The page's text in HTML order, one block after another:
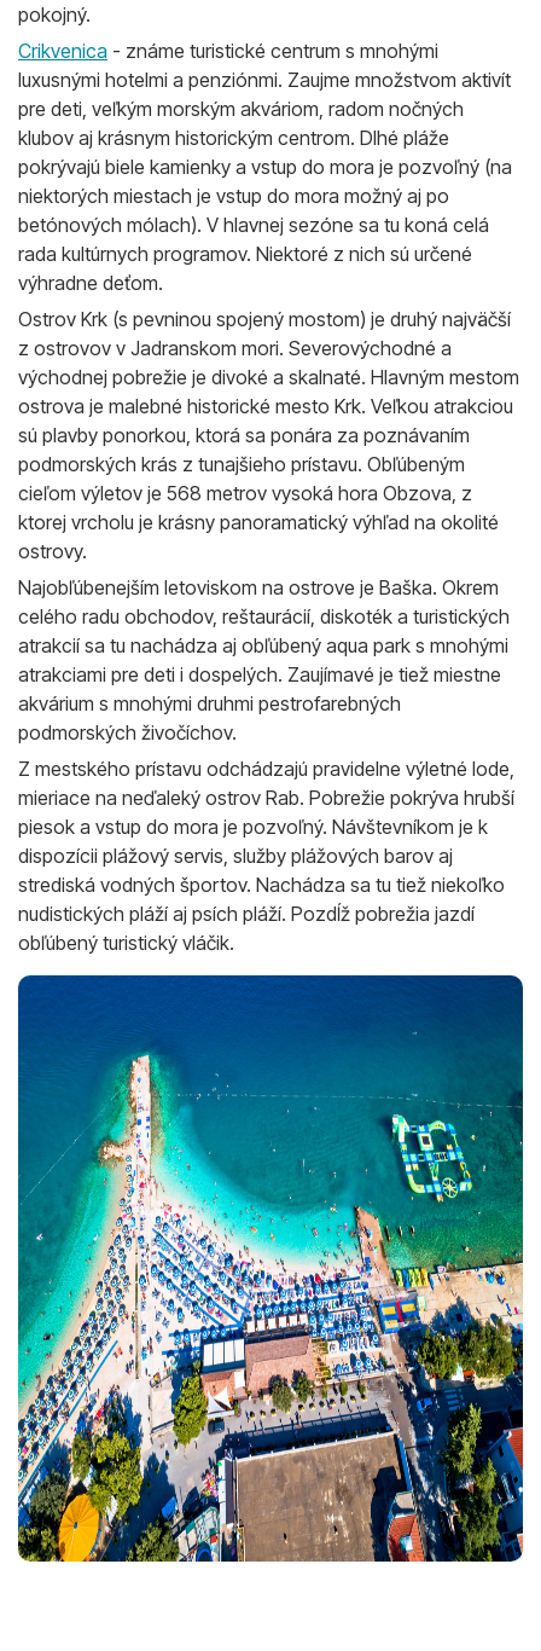
pokojný.
Crikvenica - známe turistické centrum s mnohými
luxusnými hotelmi a penziónmi. Zaujme množstvom aktivít
pre deti, veľkým morským akváriom, radom nočných
klubov aj krásnym historickým centrom. Dlhé pláže
pokrývajú biele kamienky a vstup do mora je pozvoľný (na
niektorých miestach je vstup do mora možný aj po
betónových mólach). V hlavnej sezóne sa tu koná celá
rada kultúrnych programov. Niektoré z nich sú určené
výhradne deťom.
Ostrov Krk (s pevninou spojený mostom) je druhý najväčší
z ostrovov v Jadranskom mori. Severovýchodné a
východnej pobrežie je divoké a skalnaté. Hlavným mestom
ostrova je malebné historické mesto Krk. Veľkou atrakciou
sú plavby ponorkou, ktorá sa ponára za poznávaním
podmorských krás z tunajšieho prístavu. Obľúbeným
cieľom výletov je 568 metrov vysoká hora Obzova, z
ktorej vrcholu je krásny panoramatický výhľad na okolité
ostrovy.
Najobľúbenejším letoviskom na ostrove je Baška. Okrem
celého radu obchodov, reštaurácií, diskoték a turistických
atrakcií sa tu nachádza aj obľúbený aqua park s mnohými
atrakciami pre deti i dospelých. Zaujímavé je tiež miestne
akvárium s mnohými druhmi pestrofarebných
podmorských živočíchov.
Z mestského prístavu odchádzajú pravidelne výletné lode,
mieriace na neďaleký ostrov Rab. Pobrežie pokrýva hrubší
piesok a vstup do mora je pozvoľný. Návštevníkom je k
dispozícii plážový servis, služby plážových barov aj
strediská vodných športov. Nachádza sa tu tiež niekoľko
nudistických pláží aj psích pláží. Pozdĺž pobrežia jazdí
obľúbený turistický vláčik.